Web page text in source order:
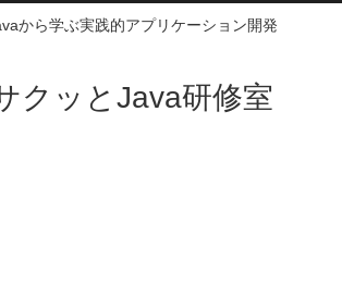
から学ぶ実践的アプリケーション開発
クッとJava研修室